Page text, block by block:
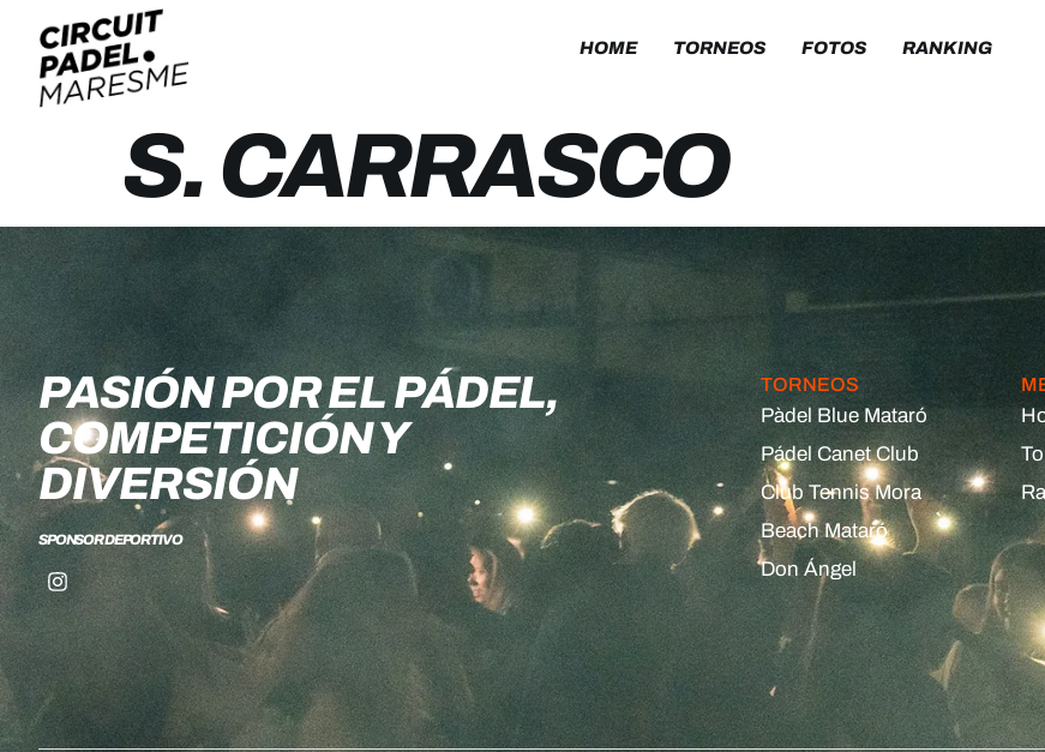
HOME TORNEOS FOTOS RANKING
S. CARRASCO
PASIÓN POR EL PÁDEL,
COMPETICIÓN Y
DIVERSIÓN
SPONSOR DEPORTIVO
TORNEOS
Pàdel Blue Mataró
Pádel Canet Club
Club Tennis Mora
Beach Mataró
Don Ángel